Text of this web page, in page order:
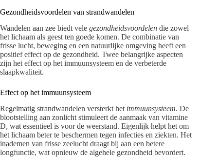
Gezondheidsvoordelen van strandwandelen
Wandelen aan zee biedt vele gezondheidsvoordelen die zowel
het lichaam als geest ten goede komen. De combinatie van
frisse lucht, beweging en een natuurlijke omgeving heeft een
positief effect op de gezondheid. Twee belangrijke aspecten
zijn het effect op het immuunsysteem en de verbeterde
slaapkwaliteit.
Effect op het immuunsysteem
Regelmatig strandwandelen versterkt het immuunsysteem. De
blootstelling aan zonlicht stimuleert de aanmaak van vitamine
D, wat essentieel is voor de weerstand. Eigenlijk helpt het om
het lichaam beter te beschermen tegen infecties en ziekten. Het
inademen van frisse zeelucht draagt bij aan een betere
longfunctie, wat opnieuw de algehele gezondheid bevordert.